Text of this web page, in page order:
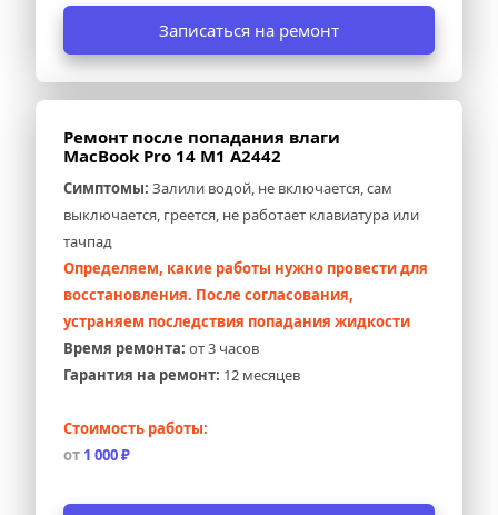
Записаться на ремонт
Ремонт после попадания влаги
MacBook Pro 14 M1 A2442
Симптомы: Залили водой, не включается, сам
выключается, греется, не работает клавиатура или
тачпад
Определяем, какие работы нужно провести для
восстановления. После согласования,
устраняем последствия попадания жидкости
Время ремонта: от 3 часов
Гарантия на ремонт: 12 месяцев
Стоимость работы:
от 1 000 ₽